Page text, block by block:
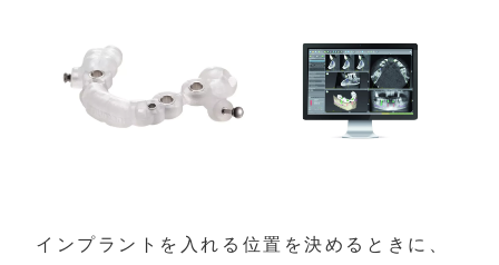
インプラントを入れる位置を決めるときに、